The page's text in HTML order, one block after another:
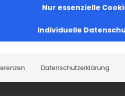
Nur essenzielle
Individuelle
Datenschutzerklärung